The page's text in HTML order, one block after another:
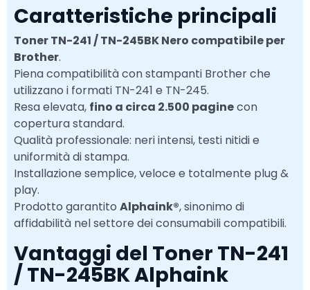
Caratteristiche principali
Toner TN-241 / TN-245BK Nero compatibile per
Brother.
Piena compatibilità con stampanti Brother che
utilizzano i formati TN-241 e TN-245.
Resa elevata, fino a circa 2.500 paginecon
copertura standard.
Qualità professionale: neri intensi, testi nitidi e
uniformità di stampa.
Installazione semplice, veloce e totalmente plug &
play.
Prodotto garantito Alphaink®, sinonimo di
affidabilità nel settore dei consumabili compatibili.
Vantaggi del Toner TN-241
/ TN-245BK Alphaink